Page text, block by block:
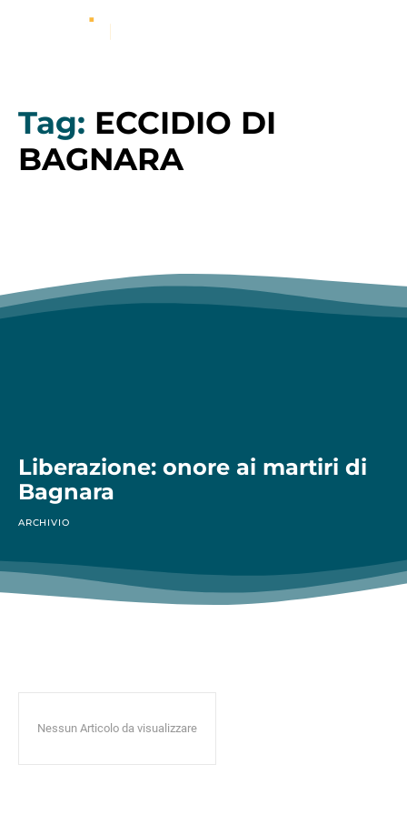
Tag: ECCIDIO DI
BAGNARA
Liberazione: onore ai martiri di
Bagnara
ARCHIVIO
Nessun Articolo da visualizzare